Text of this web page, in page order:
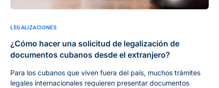
LEGALIZACIONES
¿Cómo hacer una solicitud de legalización de
documentos cubanos desde el extranjero?
Para los cubanos que viven fuera del país, muchos trámites
legales internacionales requieren presentar documentos